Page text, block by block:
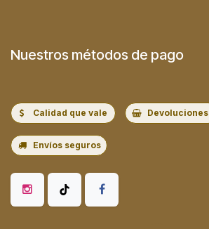
Nuestros métodos de pago
Calidad que vale Devoluciones
Envíos seguros